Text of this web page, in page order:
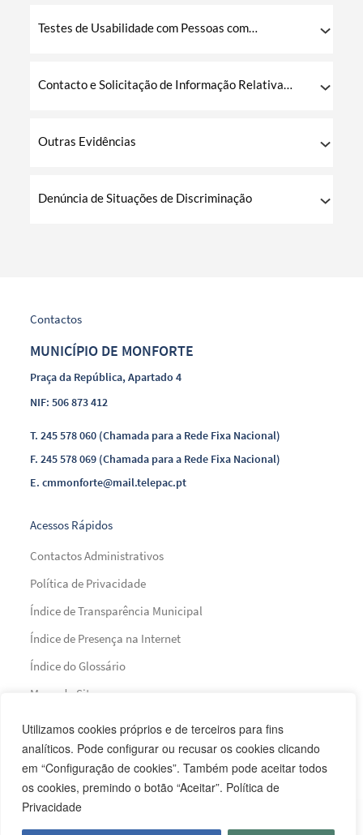
Utilizamos cookies próprios e de terceiros para fins
analíticos. Pode configurar ou recusar os cookies clicando
em “Configuração de cookies”. Também pode aceitar todos
os cookies, premindo o botão “Aceitar”. Política de
Privacidade
Testes de Usabilidade com Pessoas com
Contacto e Solicitação de Informação Relativa
Outras Evidências
Denúncia de Situações de Discriminação
Contactos
MUNICÍPIO DE MONFORTE
Praça da República, Apartado 4
NIF: 506 873 412
T.245 578 060 (Chamada para a Rede Fixa Nacional)
F.245 578 069 (Chamada para a Rede Fixa Nacional)
E.cmmonforte@mail.telepac.pt
Acessos Rápidos
Contactos Administrativos
Política de Privacidade
Índice de Transparência Municipal
Índice de Presença na Internet
Índice do Glossário
Mapa do Site
Financiamento